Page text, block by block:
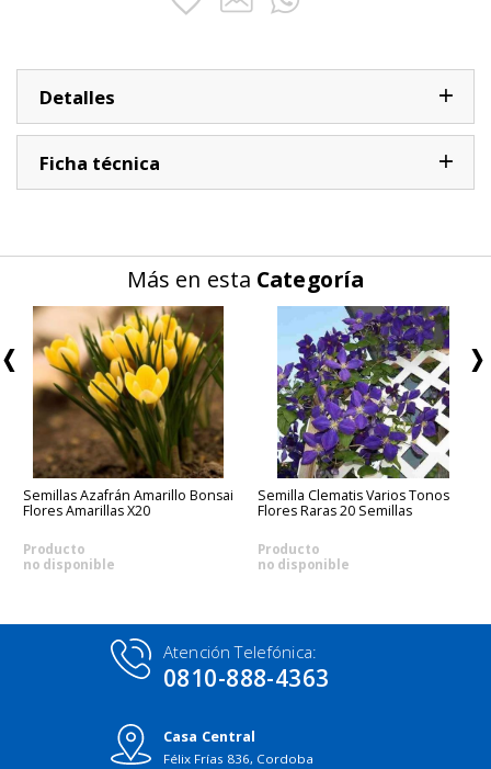
Detalles
Ficha técnica
Más en esta Categoría
Semillas Azafrán Amarillo Bonsai
Flores Amarillas X20
Producto
no disponible
Semilla Clematis Varios Tonos
Flores Raras 20 Semillas
Producto
no disponible
Atención Telefónica:
0810-888-4363
Casa Central
Félix Frías 836, Cordoba